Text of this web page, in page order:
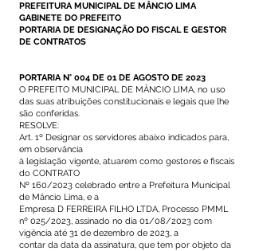
PREFEITURA MUNICIPAL DE MÂNCIO LIMA
GABINETE DO PREFEITO
PORTARIA DE DESIGNAÇÃO DO FISCAL E GESTOR
DE CONTRATOS
PORTARIA N° 004 DE 01 DE AGOSTO DE 2023
O PREFEITO MUNICIPAL DE MÂNCIO LIMA, no uso
das suas atribuições constitucionais e legais que lhe
são conferidas.
RESOLVE:
Art. 1º Designar os servidores abaixo indicados para,
em observância
à legislação vigente, atuarem como gestores e fiscais
do CONTRATO
Nº 160/2023 celebrado entre a Prefeitura Municipal
de Mâncio Lima, e a
Empresa D FERREIRA FILHO LTDA, Processo PMML
nº 025/2023, assinado no dia 01/08/2023 com
vigência até 31 de dezembro de 2023, a
contar da data da assinatura, que tem por objeto da